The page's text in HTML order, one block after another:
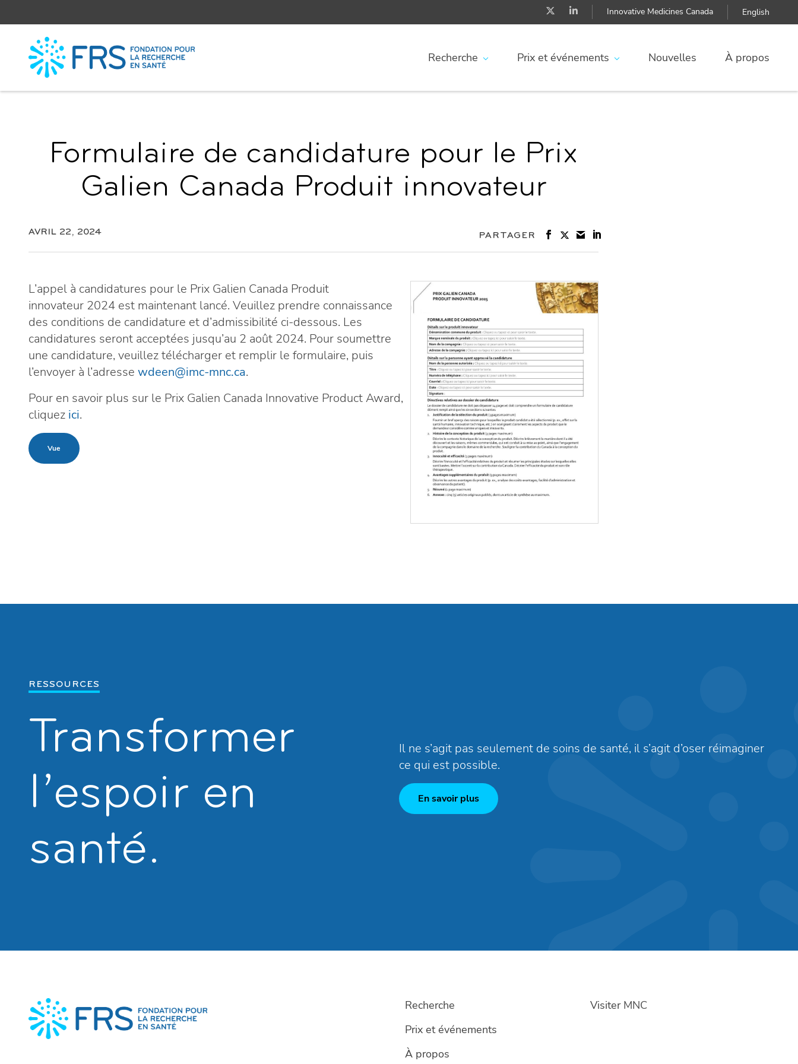
au
contenu
Innovative Medicines Canada English
Recherche Prix et événements Nouvelles À propos
Formulaire de candidature pour le Prix
Galien Canada Produit innovateur
AVRIL 22, 2024 PARTAGER
L’appel à candidatures pour le Prix Galien Canada Produit
innovateur 2024 est maintenant lancé. Veuillez prendre connaissance
des conditions de candidature et d’admissibilité ci-dessous. Les
candidatures seront acceptées jusqu’au 2 août 2024. Pour soumettre
une candidature, veuillez télécharger et remplir le formulaire, puis
l’envoyer à l’adresse wdeen@imc-mnc.ca.
Pour en savoir plus sur le Prix Galien Canada Innovative Product Award,
cliquez ici.
Vue
RESSOURCES
Transformer
l’espoir en
santé.
Il ne s’agit pas seulement de soins de santé, il s’agit d’oser réimaginer
ce qui est possible.
En savoir plus
Recherche
Prix et événements
À propos
Visiter MNC